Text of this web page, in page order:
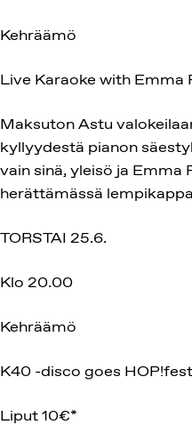
Kehräämö
Live Karaoke with Emma
Maksuton Astu
kyllyydestä pianon
vain sinä, yleisö ja Emma
herättämässä
TORSTAI 25.6.
Klo 20.00
Kehräämö
K40 -disco goes HOP!fest
Liput 10€*